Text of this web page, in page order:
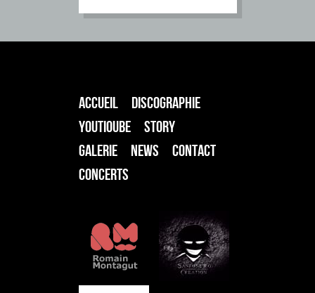
ACCUEIL
DISCOGRAPHIE
YOUTIOUBE
STORY
GALERIE
NEWS
CONTACT
CONCERTS